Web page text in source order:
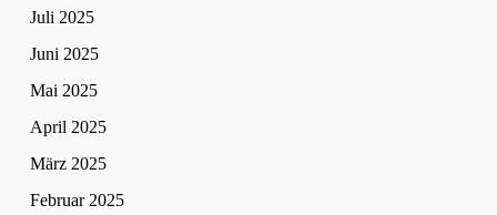
Juli 2025
Juni 2025
Mai 2025
April 2025
März 2025
Februar 2025